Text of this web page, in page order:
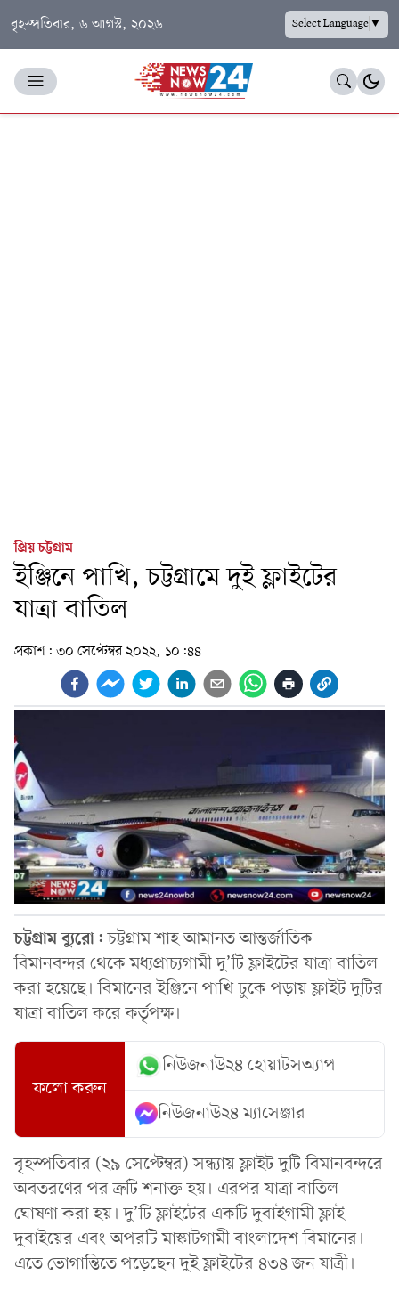
বৃহস্পতিবার, ৬ আগস্ট, ২০২৬ Select Language▼
প্রিয় চট্টগ্রাম
ইঞ্জিনে পাখি, চট্টগ্রামে দুই ফ্লাইটের
যাত্রা বাতিল
প্রকাশ: ৩০ সেপ্টেম্বর ২০২২, ১০:৪৪
চট্টগ্রামব্যুরো:চট্টগ্রাম শাহ আমানত আন্তর্জাতিক
বিমানবন্দর থেকে মধ্যপ্রাচ্যগামী দু’টি ফ্লাইটের যাত্রা বাতিল
করা হয়েছে। বিমানের ইঞ্জিনে পাখি ঢুকে পড়ায় ফ্লাইট দুটির
যাত্রা বাতিল করে কর্তৃপক্ষ।
ফলো করুন
নিউজনাউ২৪ হোয়াটসঅ্যাপ
নিউজনাউ২৪ ম্যাসেঞ্জার
বৃহস্পতিবার (২৯ সেপ্টেম্বর) সন্ধ্যায় ফ্লাইট দুটি বিমানবন্দরে
অবতরণের পর ত্রুটি শনাক্ত হয়। এরপর যাত্রা বাতিল
ঘোষণা করা হয়। দু’টি ফ্লাইটের একটি দুবাইগামী ফ্লাই
দুবাইয়ের এবং অপরটি মাস্কাটগামী বাংলাদেশ বিমানের।
এতে ভোগান্তিতে পড়েছেন দুই ফ্লাইটের ৪৩৪ জন যাত্রী।